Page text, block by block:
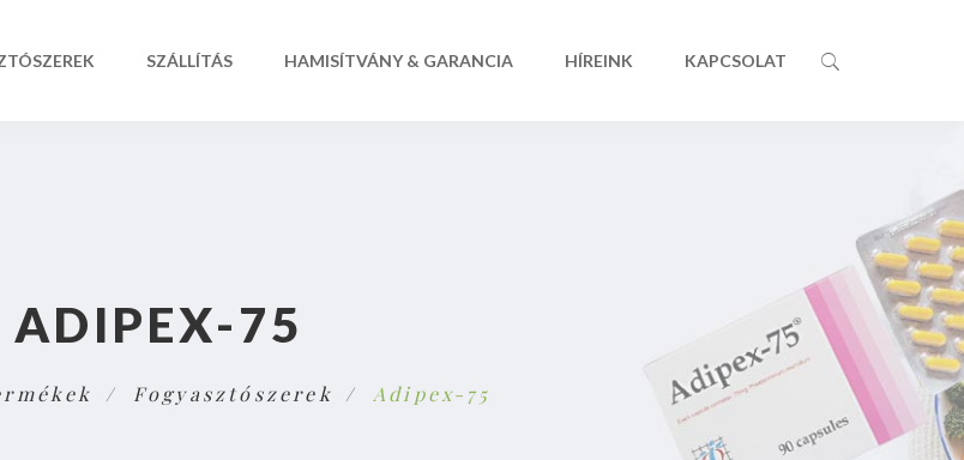
SZÁLLÍTÁS HAMISÍTVÁNY & GARANCIA HÍREINK KAPCSOLAT
ADIPEX-75
Fogyasztószerek Adipex-75